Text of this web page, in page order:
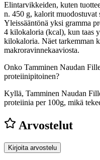
Elintarvikkeiden, kuten
n. 450 g, kalorit muodostuvat
Yleissääntönä yksi gramma
4 kilokaloria (kcal), kun taas
kilokaloria. Näet tarkemman
makroravinnekaaviosta.
Onko Tamminen Naudan
proteiinipitoinen?
Kyllä, Tamminen Naudan
proteiinia per 100g, mikä
Arvostelut
Kirjoita arvostelu